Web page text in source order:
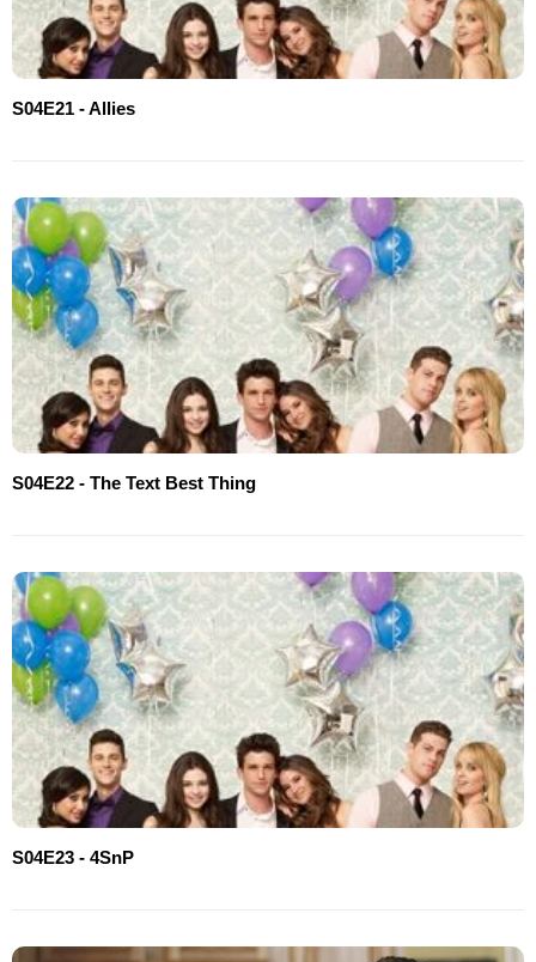
S04E21 - Allies
S04E22 - The Text Best Thing
S04E23 - 4SnP